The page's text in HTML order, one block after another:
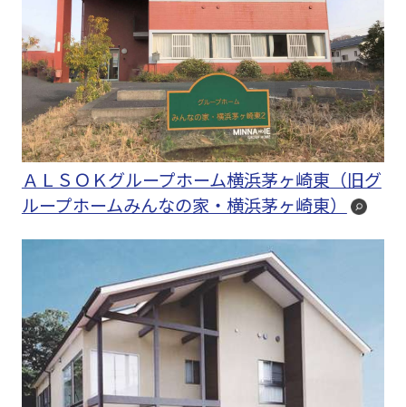
ＡＬＳＯＫグループホーム横浜茅ヶ崎東（旧グ
ループホームみんなの家・横浜茅ヶ崎東）